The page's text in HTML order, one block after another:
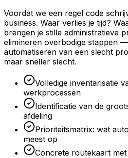
Voordat we een regel code
business. Waar verlies je tijd?
brengen je stille administratieve
elimineren overbodige stappen
automatiseren van een slecht
maar sneller slecht.
Volledige inventarisatie
werkprocessen
Identificatie van de
afdeling
Prioriteitsmatrix: wat
meest op
Concrete routekaart